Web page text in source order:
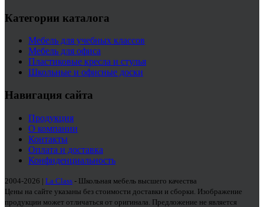
Категории каталога
Мебель для учебных классов
Мебель для офиса
Пластиковые кресла и стулья
Школьные и офисные доски
Навигация сайта
Продукция
О компании
Контакты
Оплата и доставка
Конфиденциальность
2004-2026 | La Class - Школьная мебель высшего качества
Цены на сайте указаны без стоимости доставки и сборки. Изображение
продукции может отличаться от оригинала. Предложение не является